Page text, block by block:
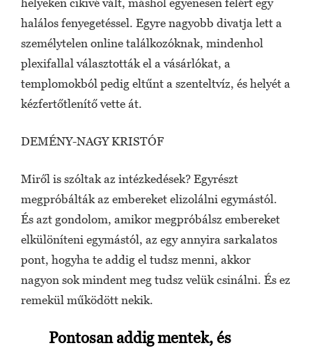
halálos fenyegetéssel. Egyre nagyobb divatja lett a
személytelen online találkozóknak, mindenhol
plexifallal választották el a vásárlókat, a
templomokból pedig eltűnt a szenteltvíz, és helyét a
kézfertőtlenítő vette át.
DEMÉNY-NAGY KRISTÓF
Miről is szóltak az intézkedések? Egyrészt
megpróbálták az embereket elizolálni egymástól.
És azt gondolom, amikor megpróbálsz embereket
elkülöníteni egymástól, az egy annyira sarkalatos
pont, hogyha te addig el tudsz menni, akkor
nagyon sok mindent meg tudsz velük csinálni. És ez
remekül működött nekik.
Pontosan addig mentek, és